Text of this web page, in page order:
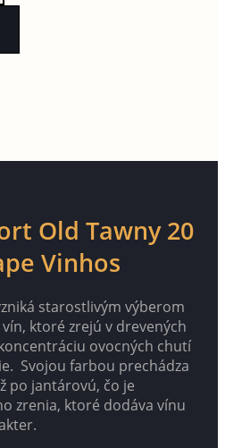
Old Tawny 20
Vinhos
starostlivým výberom
ktoré zrejú v drevených
ovocných chutí
Svojou farbou prechádza
po jantárovú, čo je
zrenia, ktoré dodáva vínu